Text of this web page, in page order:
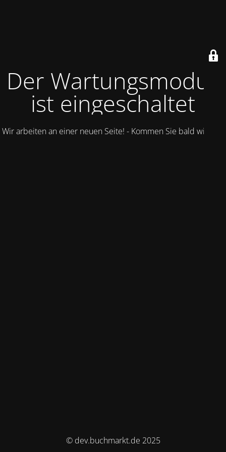
Der Wartungsmodus
ist eingeschaltet
Wir arbeiten an einer neuen Seite! - Kommen Sie bald wieder.
© dev.buchmarkt.de 2025